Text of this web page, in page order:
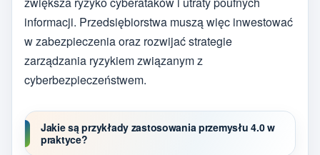
informacji. Przedsiębiorstwa muszą więc inwestować
w zabezpieczenia oraz rozwijać strategie
zarządzania ryzykiem związanym z
cyberbezpieczeństwem.
Jakie są przykłady zastosowania przemysłu 4.0 w
praktyce?